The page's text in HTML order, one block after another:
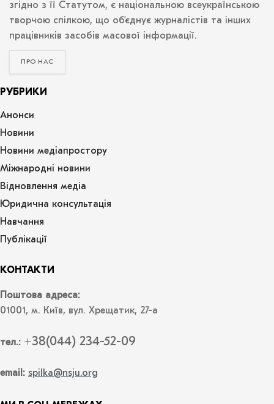
згідно з її Статутом, є національною всеукраїнською
творчою спілкою, що об’єднує журналістів та інших
працівників засобів масової інформації.
ПРО НАС
РУБРИКИ
Анонси
Новини
Новини медіапростору
Міжнародні новини
Відновлення медіа
Юридична консультація
Навчання
Публікації
КОНТАКТИ
Поштова адреса:
01001, м. Київ, вул. Хрещатик, 27-а
тел.: +38(044) 234-52-09
email: spilka@nsju.org